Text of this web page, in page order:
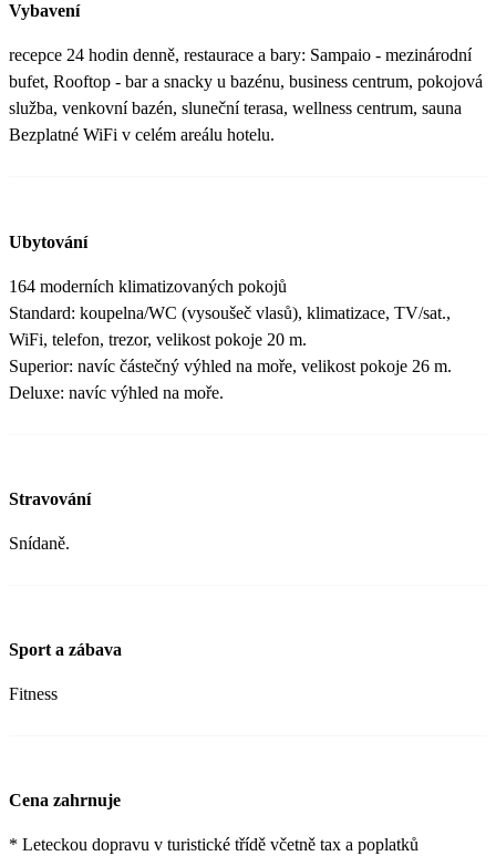
Vybavení
recepce 24 hodin denně, restaurace a bary: Sampaio - mezinárodní
bufet, Rooftop - bar a snacky u bazénu, business centrum, pokojová
služba, venkovní bazén, sluneční terasa, wellness centrum, sauna
Bezplatné WiFi v celém areálu hotelu.
Ubytování
164 moderních klimatizovaných pokojů
Standard: koupelna/WC (vysoušeč vlasů), klimatizace, TV/sat.,
WiFi, telefon, trezor, velikost pokoje 20 m.
Superior: navíc částečný výhled na moře, velikost pokoje 26 m.
Deluxe: navíc výhled na moře.
Stravování
Snídaně.
Sport a zábava
Fitness
Cena zahrnuje
* Leteckou dopravu v turistické třídě včetně tax a poplatků